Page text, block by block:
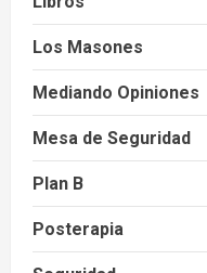
Los Masones
Mediando Opiniones
Mesa de Seguridad
Plan B
Posterapia